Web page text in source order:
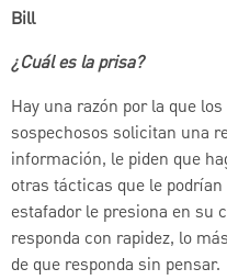
Bill
¿Cuál es la prisa?
Hay una razón por la que
sospechosos solicitan una
información, le piden que
otras tácticas que le
estafador le presiona en su
responda con rapidez, lo
de que responda sin pensar.